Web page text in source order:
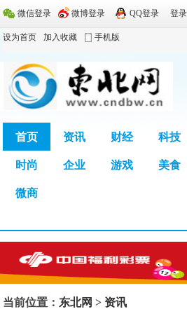
微信登录 微博登录 QQ登录 登录
设为首页 加入收藏 手机版
首页 资讯 财经 科技
时尚 企业 游戏 美食
微商
当前位置： 东北网 > 资讯